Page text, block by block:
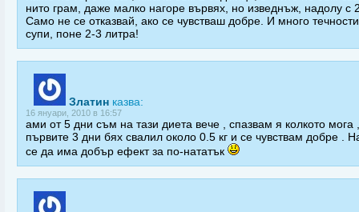
нито грам, даже малко нагоре вървях, но изведнъж, надолу с 2
Само не се отказвай, ако се чувстваш добре. И много
супи, поне 2-3 литра!
Златин казва:
16 януари, 2010 в 16:57
ами от 5 дни съм на тази диета вече , спазвам я колкото мога
първите 3 дни бях свалил около 0.5 кг и се чувствам добре .
се да има добър ефект за по-нататък